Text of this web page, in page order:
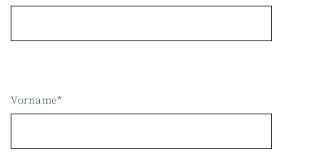
Vorname*